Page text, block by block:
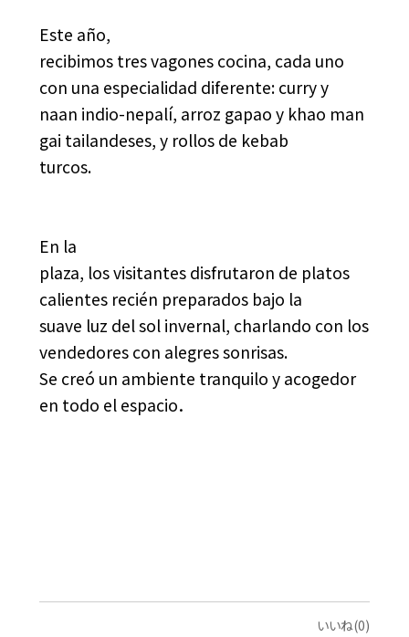
Este año,
recibimos tres vagones cocina, cada uno
con una especialidad diferente: curry y
naan indio-nepalí, arroz gapao y khao man
gai tailandeses, y rollos de kebab
turcos.
En la
plaza, los visitantes disfrutaron de platos
calientes recién preparados bajo la
suave luz del sol invernal, charlando con los
vendedores con alegres sonrisas.
Se creó un ambiente tranquilo y acogedor
en todo el espacio．
いいね(0)